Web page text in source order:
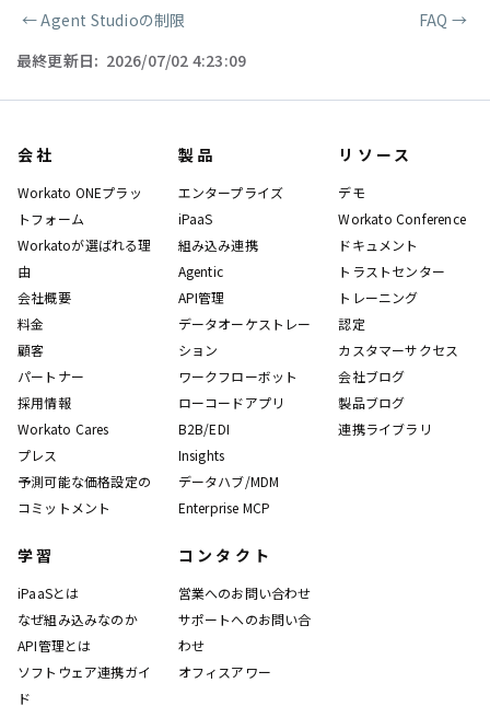
ページャー
←Agent Studioの制限 FAQ →
最終更新日: 2026/07/02 4:23:09
会社
Workato ONEプラッ
トフォーム
Workatoが選ばれる理
由
会社概要
料金
顧客
パートナー
採用情報
Workato Cares
プレス
予測可能な価格設定の
コミットメント
製品
エンタープライズ
iPaaS
組み込み連携
Agentic
API管理
データオーケストレー
ション
ワークフローボット
ローコードアプリ
B2B/EDI
Insights
データハブ/MDM
Enterprise MCP
リソース
デモ
Workato Conference
ドキュメント
トラストセンター
トレーニング
認定
カスタマーサクセス
会社ブログ
製品ブログ
連携ライブラリ
学習
iPaaSとは
なぜ組み込みなのか
API管理とは
ソフトウェア連携ガイ
ド
コンタクト
営業へのお問い合わせ
サポートへのお問い合
わせ
オフィスアワー